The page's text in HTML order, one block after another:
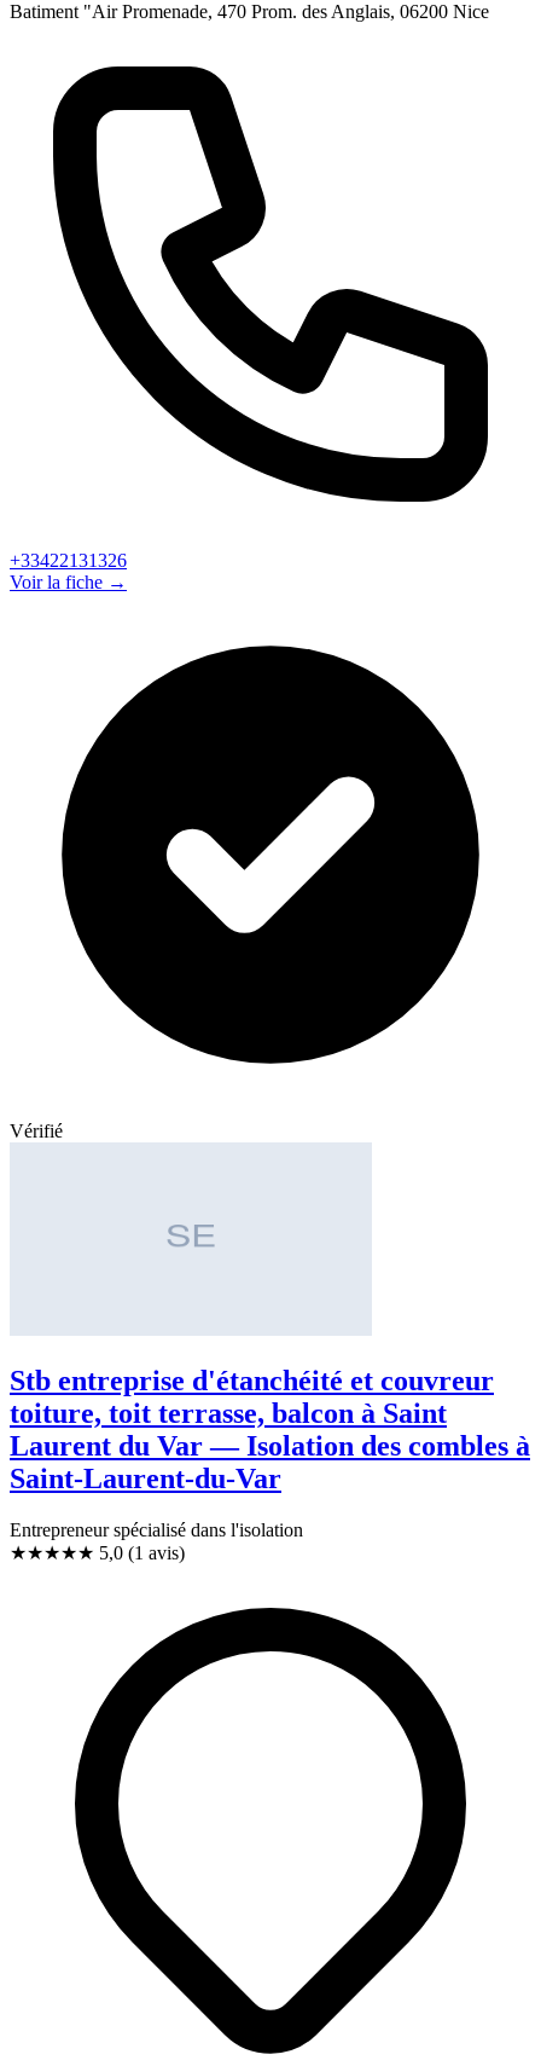
Batiment "Air Promenade, 470 Prom. des Anglais, 06200 Nice
+33422131326
Voir la fiche →
Vérifié
Stb entreprise d'étanchéité et couvreur
toiture, toit terrasse, balcon à Saint
Laurent du Var — Isolation des combles à
Saint-Laurent-du-Var
Entrepreneur spécialisé dans l'isolation
★★★★★ 5,0 (1 avis)